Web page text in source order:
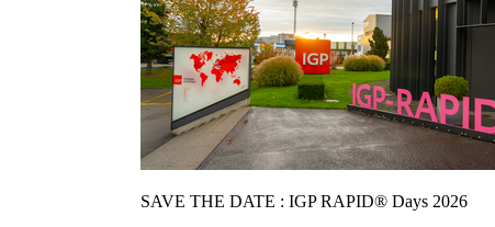
SAVE THE DATE : IGP RAPID® Days 2026